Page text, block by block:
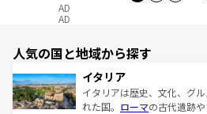
AD
AD
人気の国と地域から探す
イタリア
イタリアは歴史、文化、グ
れた国。 ローマの古代遺跡